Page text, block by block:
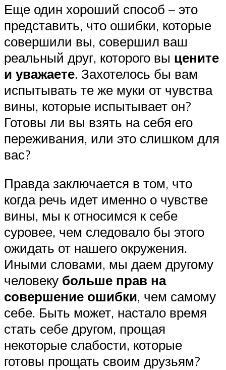
Еще один хороший способ – это
представить, что ошибки, которые
совершили вы, совершил ваш
реальный друг, которого вы цените
и уважаете. Захотелось бы вам
испытывать те же муки от чувства
вины, которые испытывает он?
Готовы ли вы взять на себя его
переживания, или это слишком для
вас?
Правда заключается в том, что
когда речь идет именно о чувстве
вины, мы к относимся к себе
суровее, чем следовало бы этого
ожидать от нашего окружения.
Иными словами, мы даем другому
человеку больше прав на
совершение ошибки, чем самому
себе. Быть может, настало время
стать себе другом, прощая
некоторые слабости, которые
готовы прощать своим друзьям?